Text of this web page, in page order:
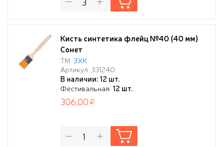
Кисть синтетика флейц №40 (40 мм)
Сонет
ТМ: ЗХК
Артикул: 331240
В наличии: 12 шт.
Фестивальная: 12 шт.
306,00